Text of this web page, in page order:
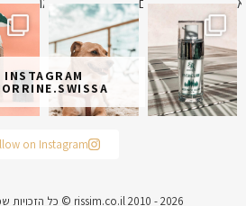
INSTAGRAM
on Instagram
rissim.co.il 2010 - 2026 © כל הזכויות שמורות לריסים ורסיסים